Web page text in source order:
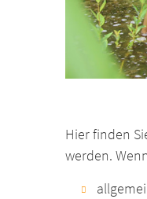
Hier finden
werden.